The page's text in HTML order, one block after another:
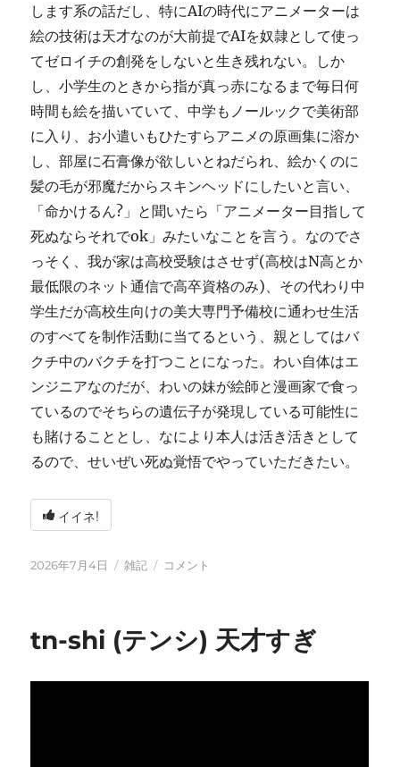
します系の話だし、特にAIの時代にアニメーターは
絵の技術は天才なのが大前提でAIを奴隷として使っ
てゼロイチの創発をしないと生き残れない。しか
し、小学生のときから指が真っ赤になるまで毎日何
時間も絵を描いていて、中学もノールックで美術部
に入り、お小遣いもひたすらアニメの原画集に溶か
し、部屋に石膏像が欲しいとねだられ、絵かくのに
髪の毛が邪魔だからスキンヘッドにしたいと言い、
「命かけるん?」と聞いたら「アニメーター目指して
死ぬならそれでok」みたいなことを言う。なのでさ
っそく、我が家は高校受験はさせず(高校はN高とか
最低限のネット通信で高卒資格のみ)、その代わり中
学生だが高校生向けの美大専門予備校に通わせ生活
のすべてを制作活動に当てるという、親としてはバ
クチ中のバクチを打つことになった。わい自体はエ
ンジニアなのだが、わいの妹が絵師と漫画家で食っ
ているのでそちらの遺伝子が発現している可能性に
も賭けることとし、なにより本人は活き活きとして
るので、せいぜい死ぬ覚悟でやっていただきたい。
イイネ!
投
2026年7月4日
カ
ー
雑記
い
と
コメント
tn-shi (テンシ) 天才すぎ